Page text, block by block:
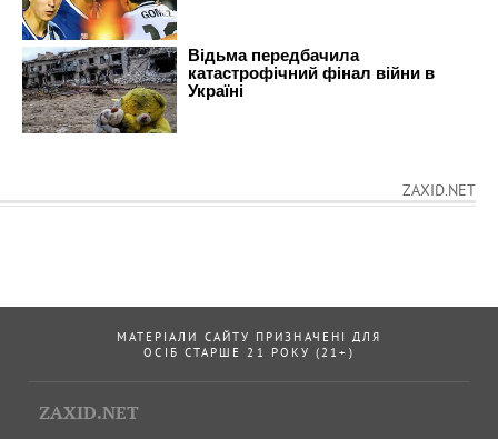
ZAXID.NET
МАТЕРІАЛИ САЙТУ ПРИЗНАЧЕНІ ДЛЯ
ОСІБ СТАРШЕ 21 РОКУ (21+)
ZAXID.NET